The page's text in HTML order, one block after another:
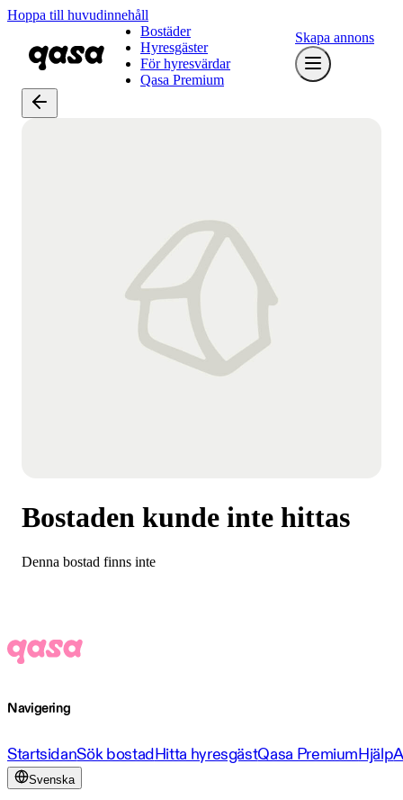
Hoppa till huvudinnehåll
Bostäder
Hyresgäster
För hyresvärdar
Qasa Premium
Skapa annons
Bostaden kunde inte hittas
Denna bostad finns inte
Navigering
StartsidanSök bostadHitta hyresgästQasa PremiumHjälp
Svenska